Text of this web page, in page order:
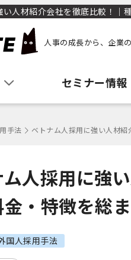
人材紹介会社を徹底比較！｜
人事の成長から、企業
セミナー情報
手法 ベトナム人採用に強い人材
人採用に強
・特徴を総
国人採用手法